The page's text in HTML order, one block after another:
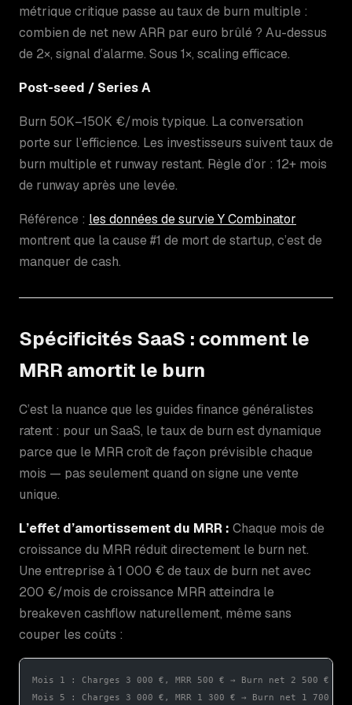
métrique critique passe au taux de burn multiple :
combien de net new ARR par euro brûlé ? Au-dessus
de 2×, signal d’alarme. Sous 1×, scaling efficace.
Post-seed / Series A
Burn 50K–150K €/mois typique. La conversation
porte sur l’efficience. Les investisseurs suivent taux de
burn multiple et runway restant. Règle d’or : 12+ mois
de runway après une levée.
Référence : les données de survie Y Combinator
montrent que la cause #1 de mort de startup, c’est de
manquer de cash.
Spécificités SaaS : comment le
MRR amortit le burn
C’est la nuance que les guides finance généralistes
ratent : pour un SaaS, le taux de burn est dynamique
parce que le MRR croît de façon prévisible chaque
mois — pas seulement quand on signe une vente
unique.
L’effet d’amortissement du MRR : Chaque mois de
croissance du MRR réduit directement le burn net.
Une entreprise à 1 000 € de taux de burn net avec
200 €/mois de croissance MRR atteindra le
breakeven cashflow naturellement, même sans
couper les coûts :
Mois 1 : Charges 3 000 €, MRR 500 € → Burn net 2 500 €
Mois 5 : Charges 3 000 €, MRR 1 300 € → Burn net 1 700 €